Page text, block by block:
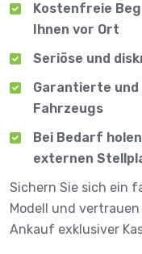
Kostenfreie
Ihnen vor Ort
Seriöse und
Garantierte und
Fahrzeugs
Bei Bedarf
externen
Sichern Sie sich ein
Modell und
Ankauf exklusiver